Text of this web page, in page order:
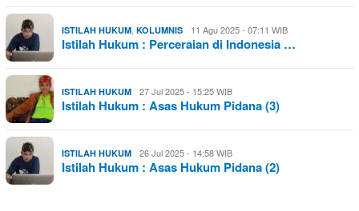
ISTILAH HUKUM KOLUMNIS 11 Agu 2025 - 07:11 WIB
Istilah Hukum : Perceraian di Indonesia …
ISTILAH HUKUM 27 Jul 2025 - 15:25 WIB
Istilah Hukum : Asas Hukum Pidana (3)
ISTILAH HUKUM 26 Jul 2025 - 14:58 WIB
Istilah Hukum : Asas Hukum Pidana (2)